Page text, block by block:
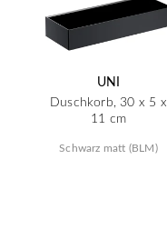
UNI
Duschkorb, 30 x 5 x
11 cm
Schwarz matt (BLM)